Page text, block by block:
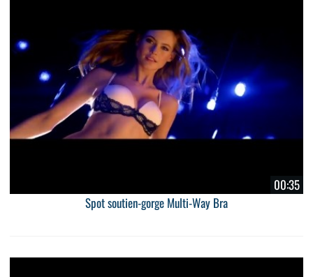
00:35
Spot soutien-gorge Multi-Way Bra